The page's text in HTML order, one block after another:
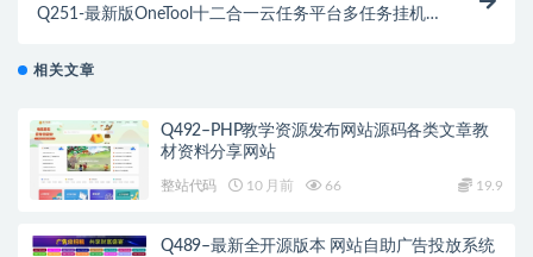
Q251-最新版OneTool十二合一云任务平台多任务挂机
相关文章
Q492–PHP教学资源发布网站源码各类文章教
材资料分享网站
整站代码 10 月前 66 19.9
Q489–最新全开源版本 网站自助广告投放系统